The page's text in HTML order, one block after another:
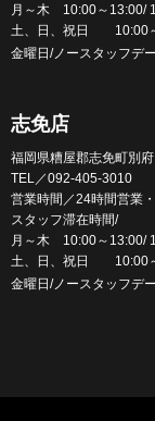
月～木 10:00～13:00/
土、日、祝日 10:00
金曜日/ノースタッフデー
志免店
福岡県糟屋郡志免町別府
TEL／092-405-3010
営業時間／24時間営業
スタッフ滞在時間/
月～木 10:00～13:00/
土、日、祝日 10:00
金曜日/ノースタッフデー